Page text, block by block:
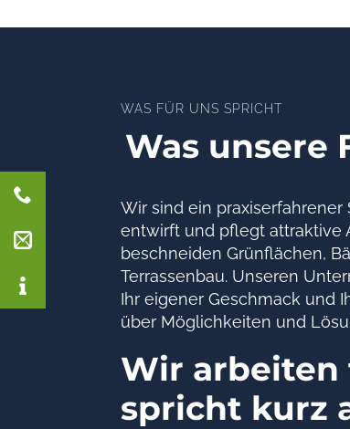
WAS FÜR UNS SPRICHT
Was unsere
Wir sind ein
entwirft und pflegt attraktive
beschneiden Grünflächen,
Terrassenbau. Unseren
Ihr eigener Geschmack und
über Möglichkeiten und
Wir arbeiten
spricht kurz